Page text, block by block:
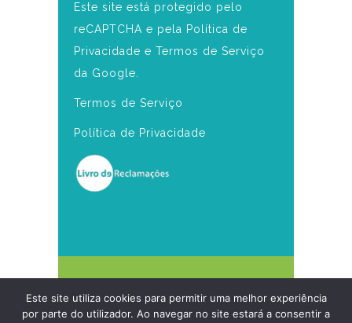
Este site está protegido pelo
reCAPTCHA e pela Política de
Privacidade e Termos de Serviço
da Google.
Termos de Serviço
Política de Privacidade
Daniela Seabra
Este site utiliza cookies para permitir uma melhor experiência
por parte do utilizador. Ao navegar no site estará a consentir a